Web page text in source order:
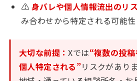
⚠ 身バレや個人情報流出のリ
み合わせから特定される可能性
大切な前提：Xでは“複数の投
個人特定される”リスクがあり